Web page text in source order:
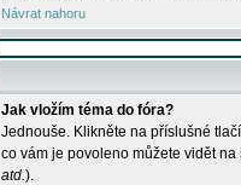
Návrat nahoru
Jak vložím téma do fóra?
Jednouše. Klikněte na příslušné
co vám je povoleno můžete vidět
atd.).